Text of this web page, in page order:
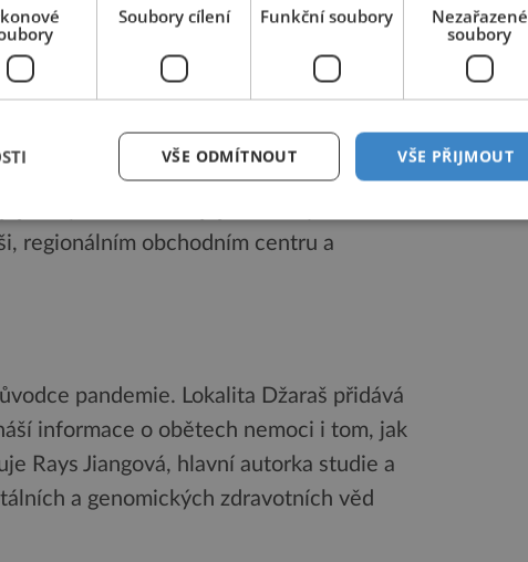
na hromadném pohřebišti v Džaraši v
„jednorázovou pohřební
čase, jak je obvyklé u tradičního
únorovém časopise Journal of
způsob života, jejich náchylnost k
regionálním obchodním centru a
pandemie. Lokalita Džaraš přidává
informace o obětech nemoci i tom, jak
Rays Jiangová, hlavní autorka studie a
a genomických zdravotních věd
Soubory cílení Funkční soubory
Nezařazené
soubory
VŠE PŘIJMOUT
VŠE ODMÍTNOUT